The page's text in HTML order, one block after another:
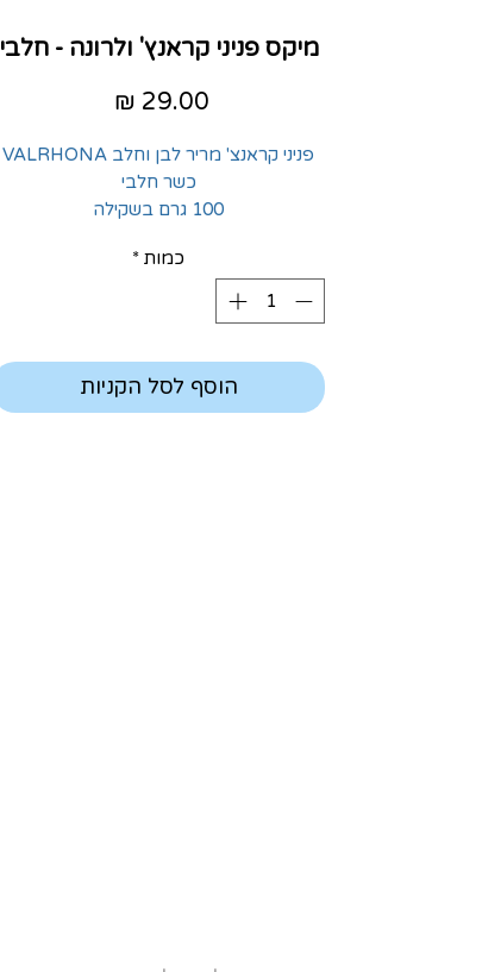
מיקס פניני קראנץ' ולרונה - חלבי
פניני קראנצ' מריר לבן וחלב VALRHONA
כשר חלבי
100 גרם בשקילה
כמות *
הוסף לסל הקניות